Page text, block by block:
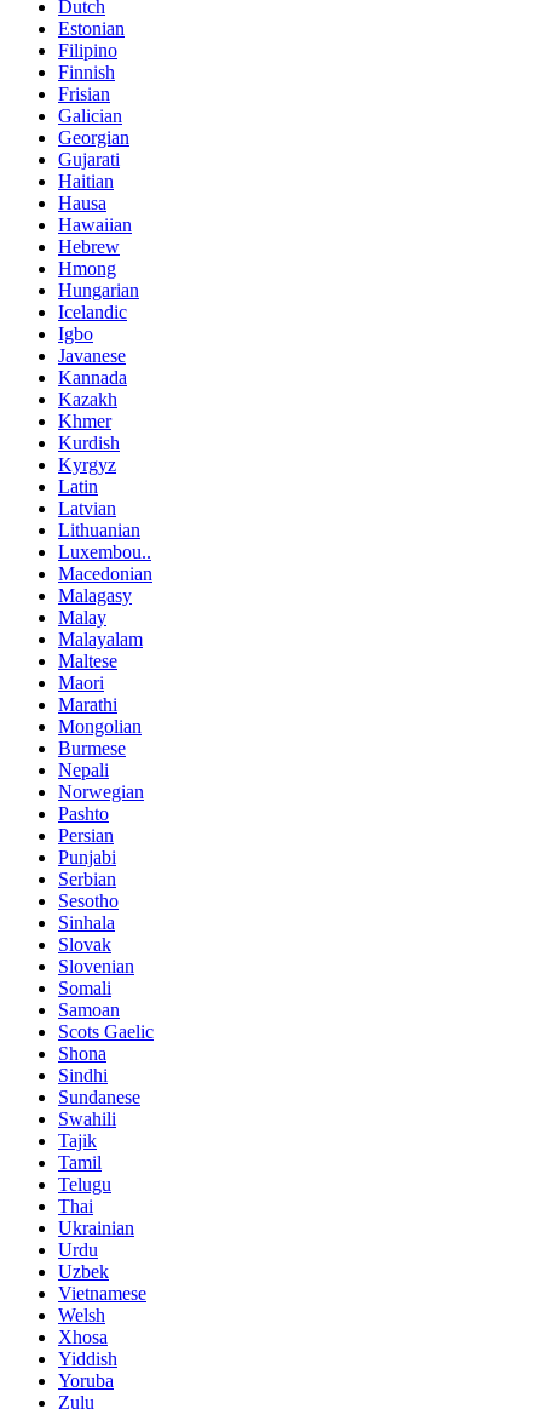
Dutch
Estonian
Filipino
Finnish
Frisian
Galician
Georgian
Gujarati
Haitian
Hausa
Hawaiian
Hebrew
Hmong
Hungarian
Icelandic
Igbo
Javanese
Kannada
Kazakh
Khmer
Kurdish
Kyrgyz
Latin
Latvian
Lithuanian
Luxembou..
Macedonian
Malagasy
Malay
Malayalam
Maltese
Maori
Marathi
Mongolian
Burmese
Nepali
Norwegian
Pashto
Persian
Punjabi
Serbian
Sesotho
Sinhala
Slovak
Slovenian
Somali
Samoan
Scots Gaelic
Shona
Sindhi
Sundanese
Swahili
Tajik
Tamil
Telugu
Thai
Ukrainian
Urdu
Uzbek
Vietnamese
Welsh
Xhosa
Yiddish
Yoruba
Zulu